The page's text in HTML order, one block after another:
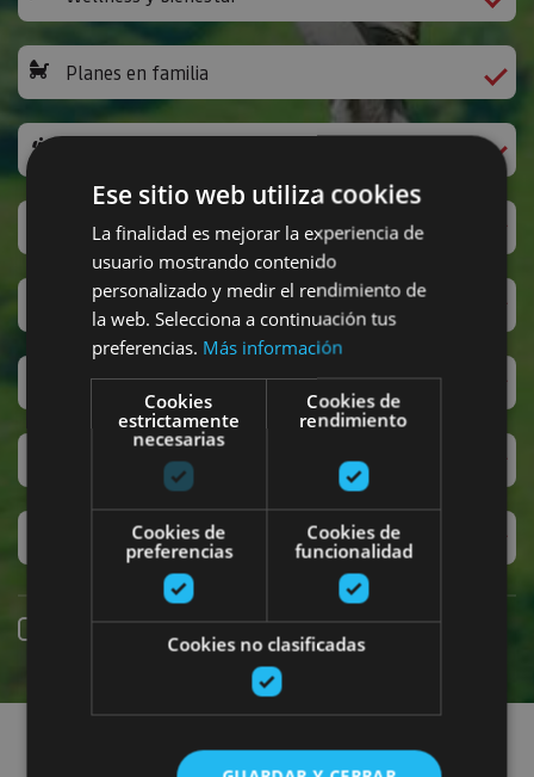
Planes en familia
Ocio y diversión
San Fermín
Accesibilidad
Turismo regenerativo
Experiencias exclusivas
Reserva online
Encuentra planes
Ese sitio web utiliza cookies
La finalidad es mejorar la experiencia de
usuario mostrando contenido
personalizado y medir el rendimiento de
la web. Selecciona a continuación tus
preferencias. Más información
Cookies
estrictamente
necesarias
Cookies de
rendimiento
Cookies de
preferencias
Cookies de
funcionalidad
Cookies no clasificadas